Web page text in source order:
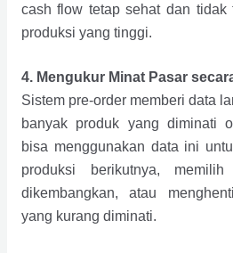
cash flow tetap sehat dan tidak
produksi yang tinggi.
4. Mengukur Minat Pasar
Sistem pre-order memberi data
banyak produk yang diminati
bisa menggunakan data ini
produksi berikutnya,
dikembangkan, atau
yang kurang diminati.